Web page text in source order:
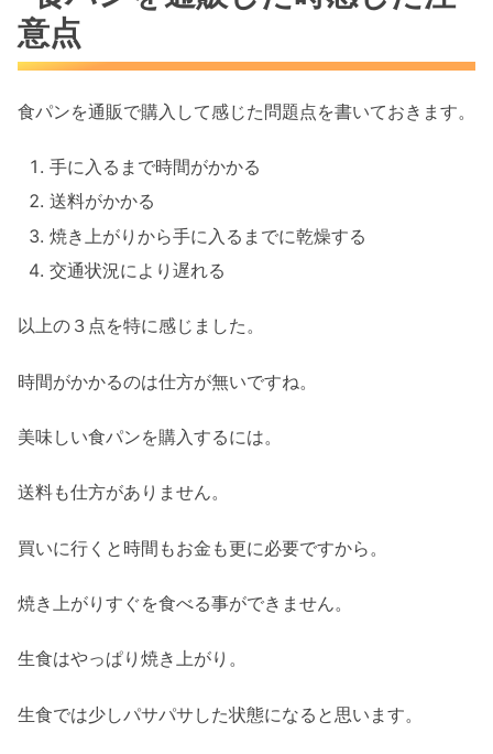
意点
食パンを通販で購入して感じた問題点を書いておきます。
手に入るまで時間がかかる
送料がかかる
焼き上がりから手に入るまでに乾燥する
交通状況により遅れる
以上の３点を特に感じました。
時間がかかるのは仕方が無いですね。
美味しい食パンを購入するには。
送料も仕方がありません。
買いに行くと時間もお金も更に必要ですから。
焼き上がりすぐを食べる事ができません。
生食はやっぱり焼き上がり。
生食では少しパサパサした状態になると思います。